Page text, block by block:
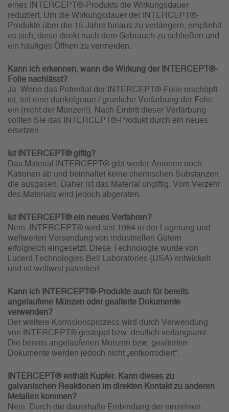
eines INTERCEPT®-Produkts die Wirkungsdauer
reduziert. Um die Wirkungsdauer der INTERCEPT®-
Produkte über die 15 Jahre hinaus zu verlängern, empfiehlt
es sich, diese direkt nach dem Gebrauch zu schließen und
ein häufiges Öffnen zu vermeiden.
Kann ich erkennen, wann die Wirkung der INTERCEPT®-
Folie nachlässt?
Ja. Wenn das Potential der INTERCEPT®-Folie erschöpft
ist, tritt eine dunkelgraue / grünliche Verfärbung der Folie
ein (nicht der Münzen!). Nach Eintritt dieser Verfärbung
sollten Sie das INTERCEPT®-Produkt durch ein neues
ersetzen.
Ist INTERCEPT® giftig?
Das Material INTERCEPT® gibt weder Anionen noch
Kationen ab und beinhaltet keine chemischen Substanzen,
die ausgasen. Daher ist das Material ungiftig. Vom Verzehr
des Materials wird jedoch abgeraten.
Ist INTERCEPT® ein neues Verfahren?
Nein. INTERCEPT® wird seit 1984 in der Lagerung und
weltweiten Versendung von industriellen Gütern
erfolgreich eingesetzt. Diese Technologie wurde von
Lucent Technologies Bell Laboratories (USA) entwickelt
und ist weltweit patentiert.
Kann ich INTERCEPT®-Produkte auch für bereits
angelaufene Münzen oder gealterte Dokumente
verwenden?
Der weitere Korrosionsprozess wird durch Verwendung
von INTERCEPT® gestoppt bzw. deutlich verlangsamt.
Die bereits angelaufenen Münzen bzw. gealterten
Dokumente werden jedoch nicht „entkorrodiert“.
INTERCEPT® enthält Kupfer. Kann dieses zu
galvanischen Reaktionen im direkten Kontakt zu anderen
Metallen kommen?
Nein. Durch die dauerhafte Einbindung der einzelnen